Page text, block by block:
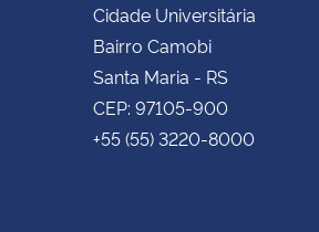
Cidade Universitária
Bairro Camobi
Santa Maria - RS
CEP: 97105-900
+55 (55) 3220-8000